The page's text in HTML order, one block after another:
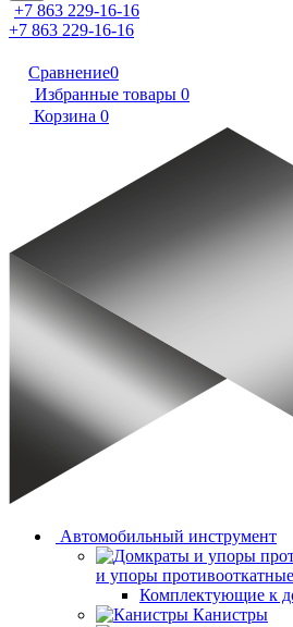
+7 863 229-16-16
+7 863 229-16-16
Сравнение0
Избранные товары 0
Корзина 0
Автомобильный инструмент
и упоры противооткатные
Комплектующие к
Канистры